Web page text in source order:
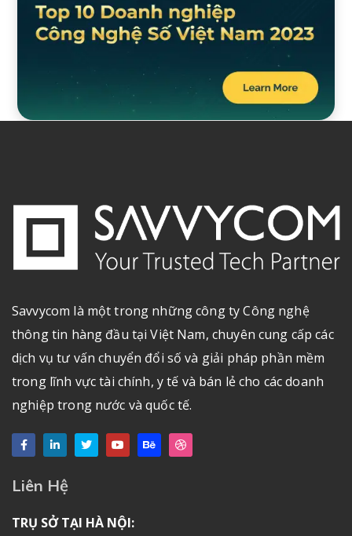
Savvycom là một trong những công ty Công nghệ
thông tin hàng đầu tại Việt Nam, chuyên cung cấp các
dịch vụ tư vấn chuyển đổi số và giải pháp phần mềm
trong lĩnh vực tài chính, y tế và bán lẻ cho các doanh
nghiệp trong nước và quốc tế.
Liên Hệ
TRỤ SỞ TẠI HÀ NỘI: